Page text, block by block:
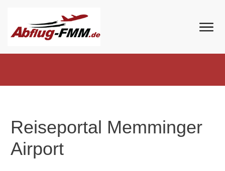
Reiseportal Memminger
Airport